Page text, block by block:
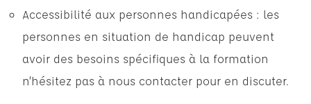
Accessibilité aux personnes handicapées : les
personnes en situation de handicap peuvent
avoir des besoins spécifiques à la formation
n’hésitez pas à nous contacter pour en discuter.